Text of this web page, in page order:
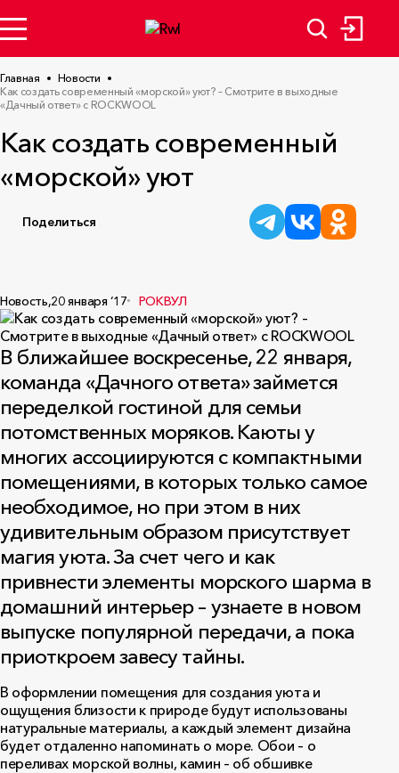
Главная
Новости
Как создать современный «морской» уют? – Смотрите в выходные
«Дачный ответ» с ROCKWOOL
Как создать современный
«морской» уют
Поделиться
Новость,20 января ‘17 РОКВУЛ
В ближайшее воскресенье, 22 января,
команда «Дачного ответа» займется
переделкой гостиной для семьи
потомственных моряков. Каюты у
многих ассоциируются с компактными
помещениями, в которых только самое
необходимое, но при этом в них
удивительным образом присутствует
магия уюта. За счет чего и как
привнести элементы морского шарма в
домашний интерьер – узнаете в новом
выпуске популярной передачи, а пока
приоткроем завесу тайны.
В оформлении помещения для создания уюта и
ощущения близости к природе будут использованы
натуральные материалы, а каждый элемент дизайна
будет отдаленно напоминать о море. Обои – о
переливах морской волны, камин – об обшивке